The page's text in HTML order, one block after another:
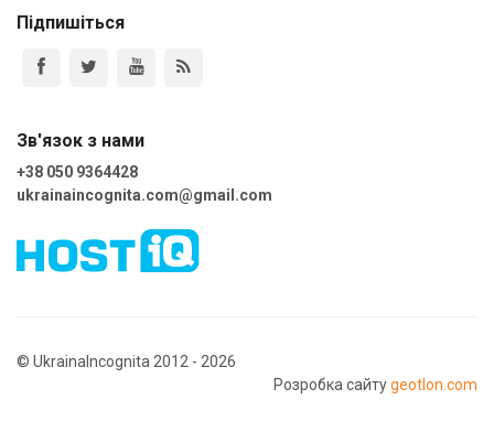
Підпишіться
Зв'язок з нами
+38 050 9364428
ukrainaincognita.com@gmail.com
© UkrainaIncognita 2012 - 2026
Розробка сайтуgeotlon.com